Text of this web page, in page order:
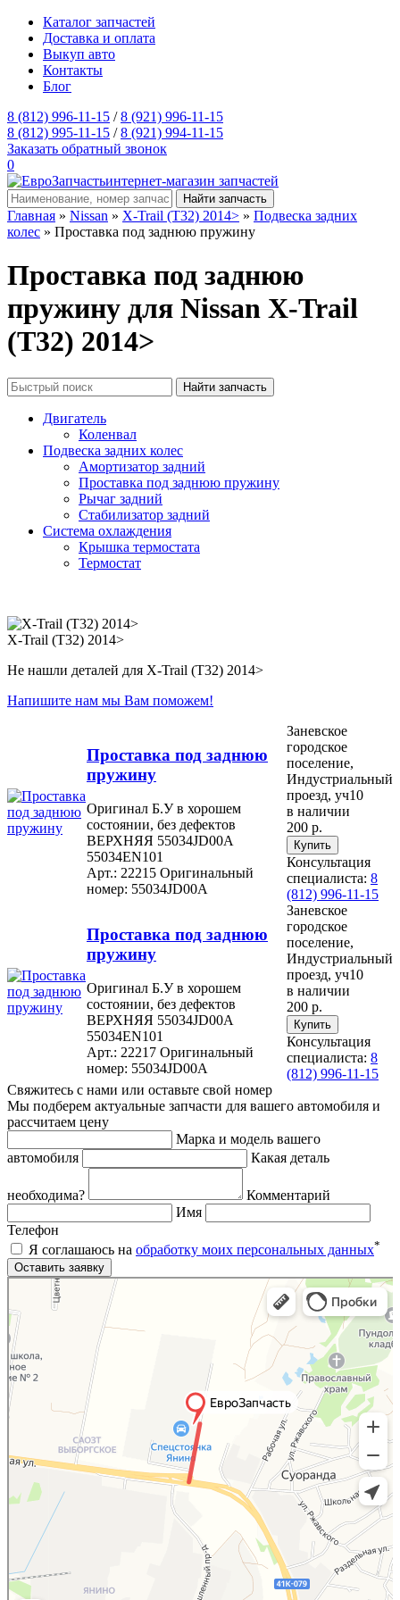
Каталог запчастей
Доставка и оплата
Выкуп авто
Контакты
Блог
8 (812) 996-11-15 /8 (921) 996-11-15
8 (812) 995-11-15 /8 (921) 994-11-15
Заказать обратный звонок
0
интернет-магазин запчастей
Главная » Nissan » X-Trail (T32) 2014> » Подвеска задних
колес » Проставка под заднюю пружину
Проставка под заднюю
пружину для Nissan X-Trail
(T32) 2014>
Двигатель
Коленвал
Подвеска задних колес
Амортизатор задний
Проставка под заднюю пружину
Рычаг задний
Стабилизатор задний
Система охлаждения
Крышка термостата
Термостат
X-Trail (T32) 2014>
Не нашли деталей для X-Trail (T32) 2014>
Напишите нам мы Вам поможем!
Проставка под заднюю
пружину
Оригинал Б.У в хорошем
состоянии, без дефектов
ВЕРХНЯЯ 55034JD00A
55034EN101
Арт.: 22215 Оригинальный
номер: 55034JD00A
Заневское
городское
поселение,
Индустриальный
проезд, уч10
в наличии
200 р.
Консультация
специалиста: 8
(812) 996-11-15
Проставка под заднюю
пружину
Оригинал Б.У в хорошем
состоянии, без дефектов
ВЕРХНЯЯ 55034JD00A
55034EN101
Арт.: 22217 Оригинальный
номер: 55034JD00A
Заневское
городское
поселение,
Индустриальный
проезд, уч10
в наличии
200 р.
Консультация
специалиста: 8
(812) 996-11-15
Свяжитесь с нами или оставьте свой номер
Мы подберем актуальные запчасти для вашего автомобиля и
рассчитаем цену
Марка и модель вашего
автомобиля
Какая деталь
необходима?
Комментарий
Имя
Телефон
Я соглашаюсь на обработку моих персональных данных*
Яндекс.Карты
Яндекс.Карты — поиск мест и адресов, городской транспорт